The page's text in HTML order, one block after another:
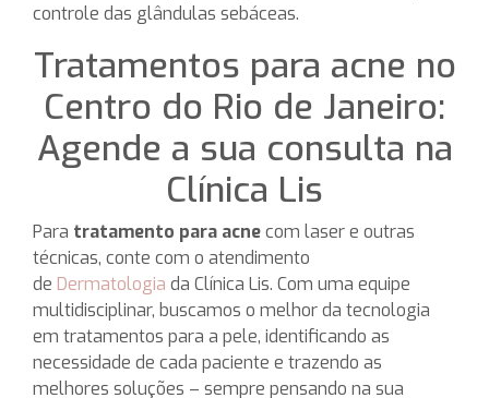
controle das glândulas sebáceas.
Tratamentos para acne no
Centro do Rio de Janeiro:
Agende a sua consulta na
Clínica Lis
Para tratamento para acnecom laser e outras
técnicas, conte com o atendimento
de Dermatologia da Clínica Lis. Com uma equipe
multidisciplinar, buscamos o melhor da tecnologia
em tratamentos para a pele, identificando as
necessidade de cada paciente e trazendo as
melhores soluções – sempre pensando na sua